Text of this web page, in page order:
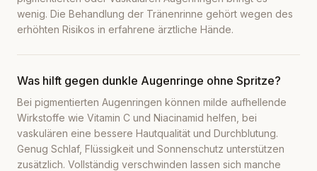
wenig. Die Behandlung der Tränenrinne gehört wegen des
erhöhten Risikos in erfahrene ärztliche Hände.
Was hilft gegen dunkle Augenringe ohne Spritze?
Bei pigmentierten Augenringen können milde aufhellende
Wirkstoffe wie Vitamin C und Niacinamid helfen, bei
vaskulären eine bessere Hautqualität und Durchblutung.
Genug Schlaf, Flüssigkeit und Sonnenschutz unterstützen
zusätzlich. Vollständig verschwinden lassen sich manche